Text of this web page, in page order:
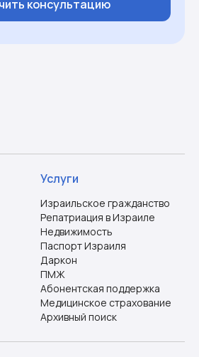
консультацию
Услуги
Израильское гражданство
Репатриация в Израиле
Недвижимость
Паспорт Израиля
Даркон
ПМЖ
Абонентская поддержка
Медицинское страхование
Архивный поиск